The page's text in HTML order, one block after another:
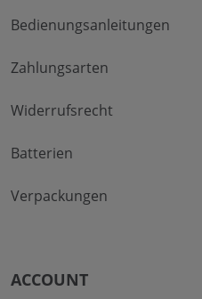
Bedienungsanleitungen
Zahlungsarten
Widerrufsrecht
Batterien
Verpackungen
ACCOUNT